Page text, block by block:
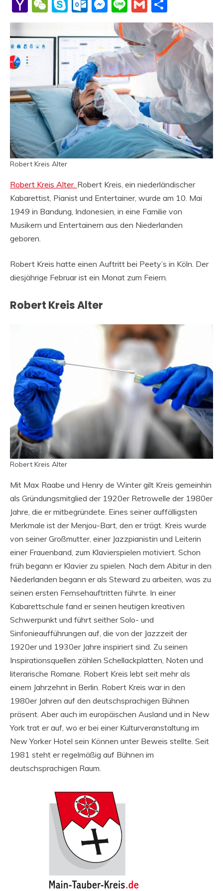
Yahoo
WeChat
SkypeOutlook.com
Messenger
LineGmail
Robert Kreis Alter
Robert Kreis Alter. Robert Kreis, ein niederländischer
Kabarettist, Pianist und Entertainer, wurde am 10. Mai
1949 in Bandung, Indonesien, in eine Familie von
Musikern und Entertainern aus den Niederlanden
geboren.
Robert Kreis hatte einen Auftritt bei Peety’s in Köln. Der
diesjährige Februar ist ein Monat zum Feiern.
Robert Kreis Alter
Robert Kreis Alter
Mit Max Raabe und Henry de Winter gilt Kreis gemeinhin
als Gründungsmitglied der 1920er Retrowelle der 1980er
Jahre, die er mitbegründete. Eines seiner auffälligsten
Merkmale ist der Menjou-Bart, den er trägt. Kreis wurde
von seiner Großmutter, einer Jazzpianistin und Leiterin
einer Frauenband, zum Klavierspielen motiviert. Schon
früh begann er Klavier zu spielen. Nach dem Abitur in den
Niederlanden begann er als Steward zu arbeiten, was zu
seinen ersten Fernsehauftritten führte. In einer
Kabarettschule fand er seinen heutigen kreativen
Schwerpunkt und führt seither Solo- und
Sinfonieaufführungen auf, die von der Jazzzeit der
1920er und 1930er Jahre inspiriert sind. Zu seinen
Inspirationsquellen zählen Schellackplatten, Noten und
literarische Romane. Robert Kreis lebt seit mehr als
einem Jahrzehnt in Berlin. Robert Kreis war in den
1980er Jahren auf den deutschsprachigen Bühnen
präsent. Aber auch im europäischen Ausland und in New
York trat er auf, wo er bei einer Kulturveranstaltung im
New Yorker Hotel sein Können unter Beweis stellte. Seit
1981 steht er regelmäßig auf Bühnen im
deutschsprachigen Raum.